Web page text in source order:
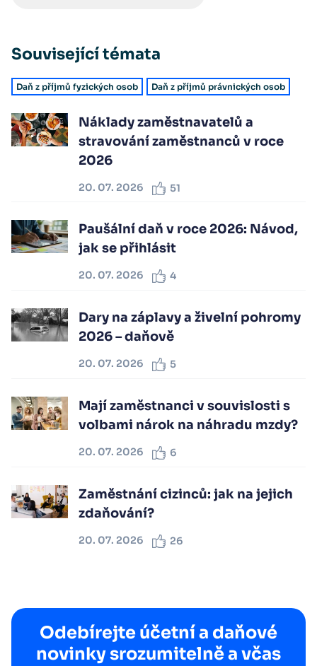
Související témata
Daň z příjmů fyzických osob Daň z příjmů právnických osob
Náklady zaměstnavatelů a
stravování zaměstnanců v roce
2026
20. 07. 2026 51
Paušální daň v roce 2026: Návod,
jak se přihlásit
20. 07. 2026 4
Dary na záplavy a živelní pohromy
2026 – daňově
20. 07. 2026 5
Mají zaměstnanci v souvislosti s
volbami nárok na náhradu mzdy?
20. 07. 2026 6
Zaměstnání cizinců: jak na jejich
zdaňování?
20. 07. 2026 26
Odebírejte účetní a daňové
novinky srozumitelně a včas